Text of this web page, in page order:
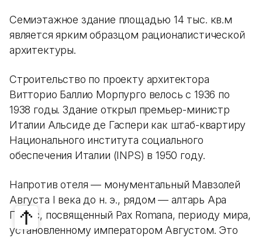
Семиэтажное здание площадью 14 тыс. кв.м
является ярким образцом рационалистической
архитектуры.
Строительство по проекту архитектора
Витторио Баллио Морпурго велось с 1936 по
1938 годы. Здание открыл премьер-министр
Италии Альсиде де Гаспери как штаб-квартиру
Национального института социального
обеспечения Италии (INPS) в 1950 году.
Напротив отеля — монументальный Мавзолей
Августа I века до н. э., рядом — алтарь Ара
Пачис, посвященный Pax Romana, периоду мира,
установленному императором Августом. Это